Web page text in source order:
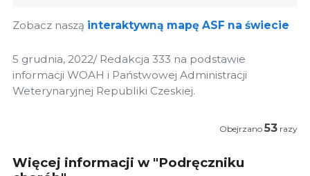
Zobacz naszą interaktywną mapę ASF na świecie
5 grudnia, 2022/ Redakcja 333 na podstawie
informacji WOAH i Państwowej Administracji
Weterynaryjnej Republiki Czeskiej.
Obejrzano 53 razy
Więcej informacji w "Podręczniku